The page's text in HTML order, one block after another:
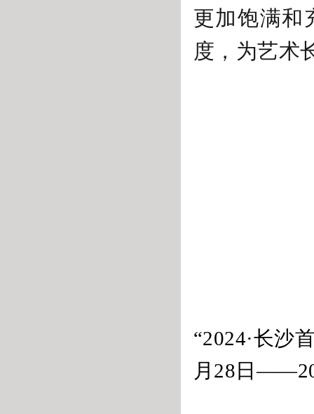
更加饱满和
度，为艺术
“2024·长沙
月28日